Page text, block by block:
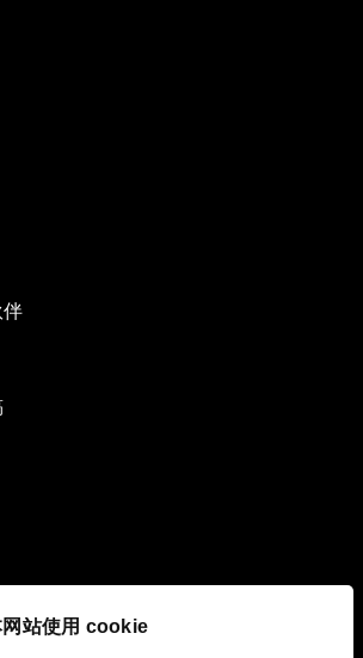
网站使用 cookie